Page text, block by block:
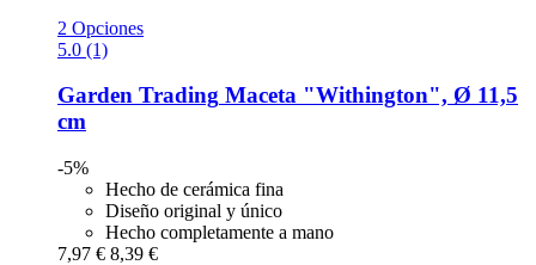
2 Opciones
5.0 (1)
Garden Trading Maceta "Withington", Ø 11,5
cm
-5%
Hecho de cerámica fina
Diseño original y único
Hecho completamente a mano
7,97 € 8,39 €